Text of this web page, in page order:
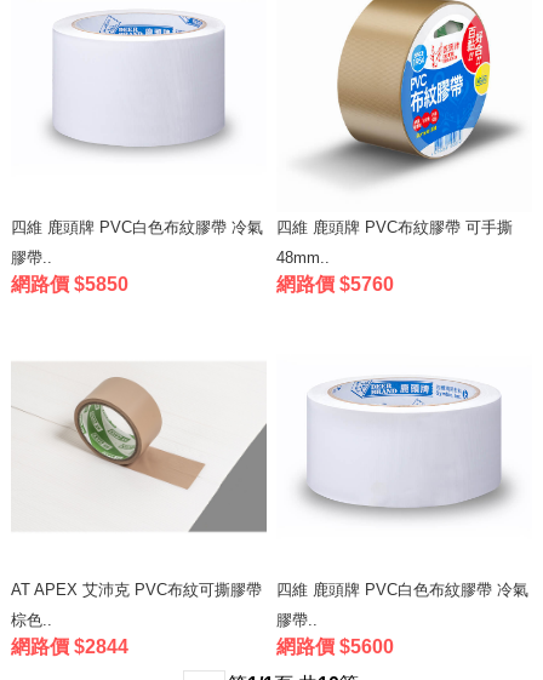
四維 鹿頭牌 PVC白色布紋膠帶 冷氣
膠帶..
網路價 $5850
四維 鹿頭牌 PVC布紋膠帶 可手撕
48mm..
網路價 $5760
AT APEX 艾沛克 PVC布紋可撕膠帶
棕色..
網路價 $2844
四維 鹿頭牌 PVC白色布紋膠帶 冷氣
膠帶..
網路價 $5600